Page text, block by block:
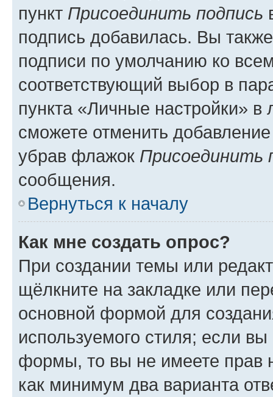
пункт Присоединить подпись
подпись добавилась. Вы
подписи по умолчанию ко
соответствующий выбор в
пункта «Личные настройки»
сможете отменить
убрав флажок Присоединить
сообщения.
Вернуться к началу
Как мне создать опрос?
При создании темы или
щёлкните на закладке или
основной формой для
используемого стиля; если
формы, то вы не имеете прав
как минимум два варианта